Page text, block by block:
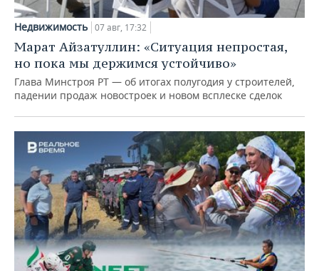
Недвижимость 07 авг, 17:32
Марат Айзатуллин: «Ситуация непростая,
но пока мы держимся устойчиво»
Глава Минстроя РТ — об итогах полугодия у строителей,
падении продаж новостроек и новом всплеске сделок